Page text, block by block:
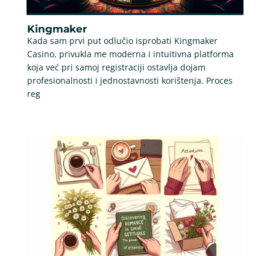
Kingmaker
Kada sam prvi put odlučio isprobati Kingmaker
Casino, privukla me moderna i intuitivna platforma
koja već pri samoj registraciji ostavlja dojam
profesionalnosti i jednostavnosti korištenja. Proces
reg